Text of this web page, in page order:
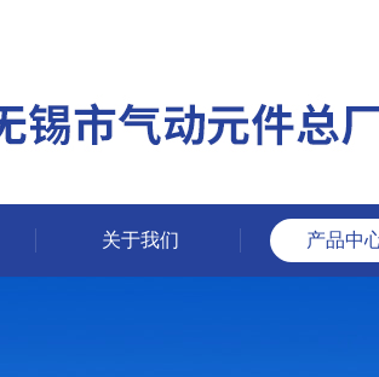
关于我们 产品中